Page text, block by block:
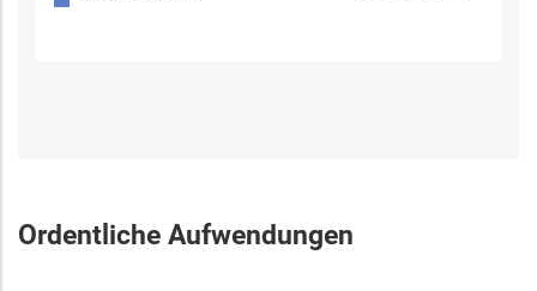
Ordentliche Aufwendungen